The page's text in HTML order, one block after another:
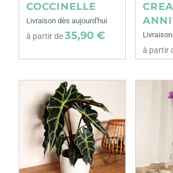
COCCINELLE
Livraison dès aujourd'hui
à partir de35,90 €
à partir